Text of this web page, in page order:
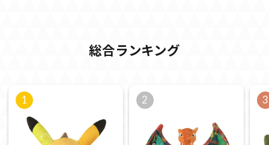
総合ランキング
1 2 3